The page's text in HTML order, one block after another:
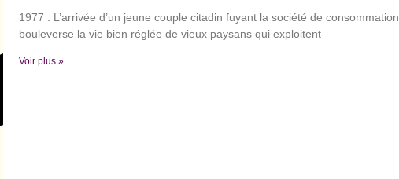
1977 : L’arrivée d’un jeune couple citadin fuyant la société de consommation
bouleverse la vie bien réglée de vieux paysans qui exploitent
Voir plus »